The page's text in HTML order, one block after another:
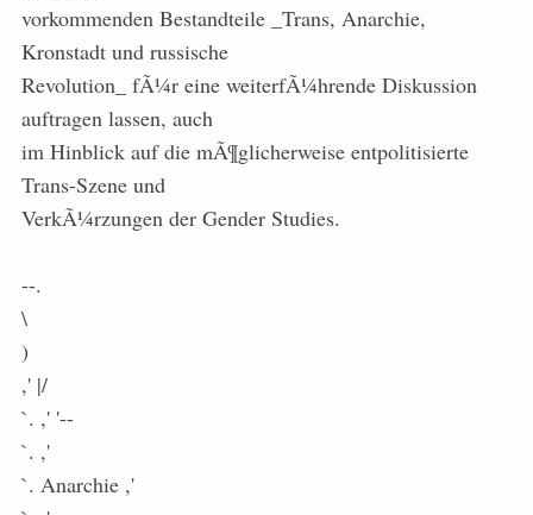
vorkommenden Bestandteile _Trans, Anarchie,
Kronstadt und russische
Revolution_ fÃ¼r eine weiterfÃ¼hrende Diskussion
auftragen lassen, auch
im Hinblick auf die mÃ¶glicherweise entpolitisierte
Trans-Szene und
VerkÃ¼rzungen der Gender Studies.
--.
\
)
,' |/
`. ,' '--
`. ,'
`. Anarchie ,'